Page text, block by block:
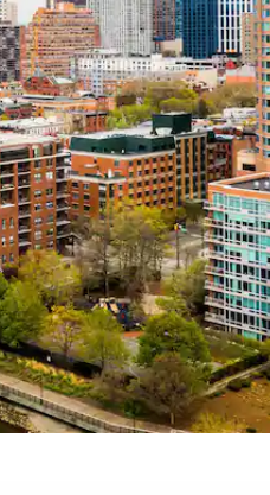
abajo o explora con el tacto